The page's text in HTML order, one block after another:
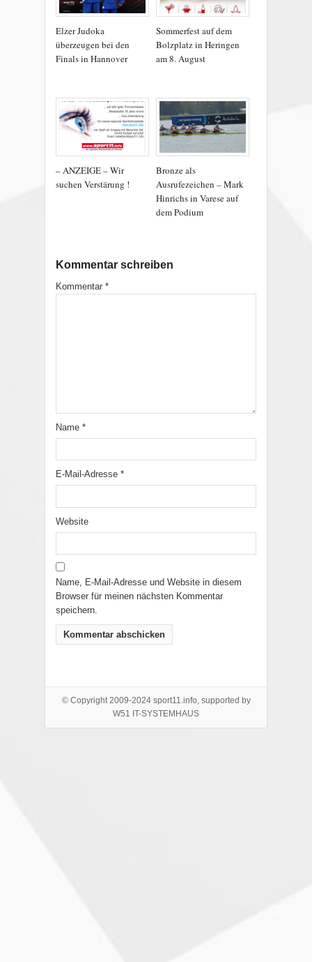
Elzer Judoka
überzeugen bei den
Finals in Hannover
Sommerfest auf dem
Bolzplatz in Heringen
am 8. August
– ANZEIGE – Wir
suchen Verstärung !
Bronze als
Ausrufezeichen – Mark
Hinrichs in Varese auf
dem Podium
Kommentar schreiben
Kommentar *
Name *
E-Mail-Adresse *
Website
Name, E-Mail-Adresse und Website in diesem
Browser für meinen nächsten Kommentar
speichern.
© Copyright 2009-2024 sport11.info, supported by
W51 IT-SYSTEMHAUS